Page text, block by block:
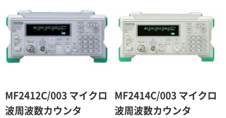
12ヶ月 45％（割引率55％）
MF2412C/003 マイクロ
波周波数カウンタ
MF2414C/003 マイクロ
波周波数カウンタ